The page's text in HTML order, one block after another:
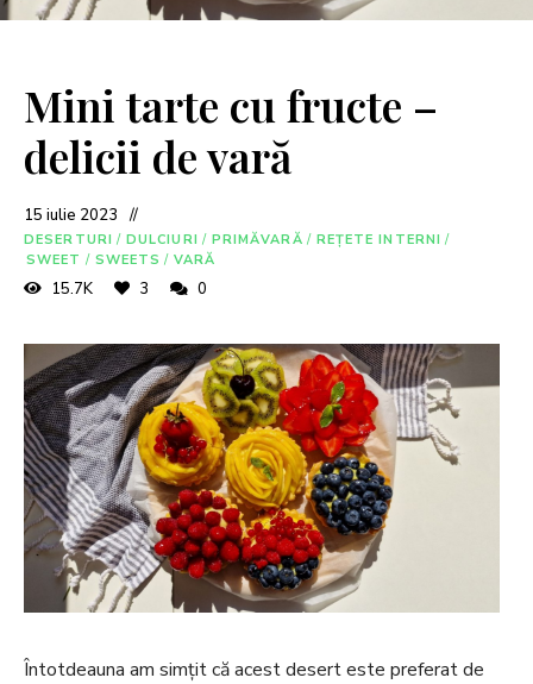
Mini tarte cu fructe –
delicii de vară
15 iulie 2023
DESERTURI / DULCIURI / PRIMĂVARĂ / REȚETE INTERNI /
SWEET / SWEETS / VARĂ
15.7K 3 0
Întotdeauna am simțit că acest desert este preferat de